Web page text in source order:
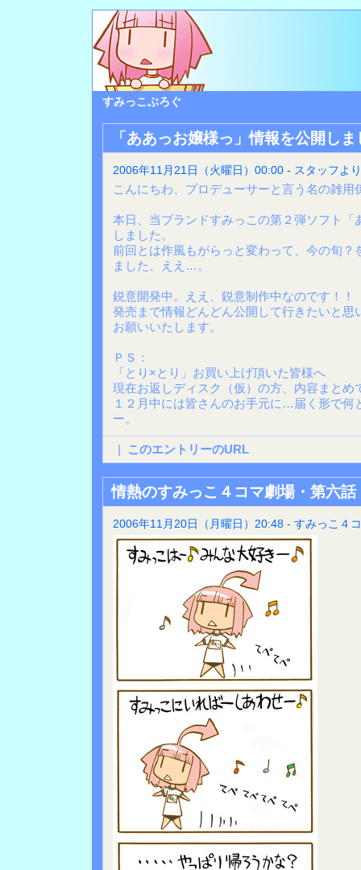
すみっこぶろぐ
「ああっお嬢様っ」情報を公開し
2006年11月21日（火曜日）00:00 - スタッフより
こんにちわ、プロデューサーと言う名の雑用
本日、当ブランドすみっこの第２弾ソフト「
しました。
前回とは作風もがらっと変わって、今の旬？
ました、ええ…。
鋭意開発中。ええ、鋭意制作中なのです！！
発売まで情報どんどん公開して行きたいと思
お願いいたします。
ＰＳ：
「とり×とり」お買い上げ頂いた皆様へ
現在お返しディスク（仮）の方、内容まとめ
１２月中には皆さんのお手元に…届く形で何
ー。
| このエントリーのURL
情熱のすみっこ４コマ劇場・第六
2006年11月20日（月曜日）20:48 - すみっこ４